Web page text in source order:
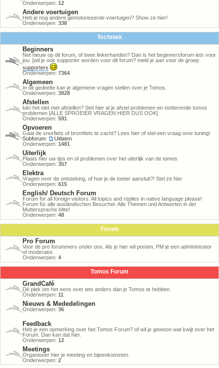
Onderwerpen: 12
Andere voertuigen
Heb je nog andere gemotoriseerde voertuigen? Show ze hier!
Onderwerpen: 338
Techniek
Beginners
Net nieuw op dit forum, of twee linkerhanden? Dan is het beginnersforum iets voor
jou. [wil je ook supporter worden voor dit forum? meld je aan voor de groep
supporters
Onderwerpen: 7364
Algemeen
In dit gedeelte kan je algemene vragen stellen over je Tomos.
Onderwerpen: 3828
Afstellen
lukt het niet met afstellen? Stel hier al je afstel problemen en stotterende tomos
problemen [ALLE SPROEIER VRAGEN HIER DUS OOK]
Onderwerpen: 591
Opvoeren
Gaat de snorfiets of bromfiets te zacht? Lees hier of stel een vraag over tuning!
Subforum:
Uitlaten
Onderwerpen: 1481
Uiterlijk
Plaats hier uw tips en of problemen over het uiterlijk van de tomos
Onderwerpen: 357
Elektra
Vragen over de ontsteking, of hoe je de toeter aansluit?! Stel ze hier
Onderwerpen: 615
English/ Deutsch Forum
Forum for all foreign visitors. All topics and replies in native language please!
Forum für alle ausländischen Besucher. Alle Themen und Antworten in der
Muttersprache bitte!
Onderwerpen: 48
Forum
Pro Forum
Voor de pro forummers onder ons. Als je hier wil posten, PM je een administrator
of moderator.
Onderwerpen: 4
Tomos Forum
GrandCafé
Dé plek om het eens over iets anders dan je Tomos te hebben.
Onderwerpen: 11
Nieuws & Mededelingen
Onderwerpen: 36
Feedback
Heb je een opmerking over het Tomos Forum? of wil je gewoon wat kwijt over het
Forum. Dan kan dat hier.
Onderwerpen: 12
Meetings
Organiseer hier je meeting en bijeenkomsten.
Onderwerpen: 2